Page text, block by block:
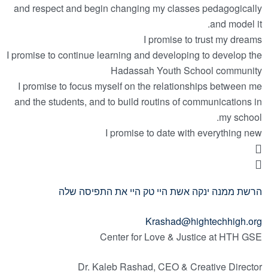
and respect and begin changing my classes pedagogically
and model it.
I promise to trust my dreams
I promise to continue learning and developing to develop the
Hadassah Youth School community
I promise to focus myself on the relationships between me
and the students, and to build routins of communications in
my school.
I promise to date with everything new
הרשת ממנה ינקה אשת היי טק היי את התפיסה שלה
Krashad@hightechhigh.org
Center for Love & Justice at HTH GSE
Dr. Kaleb Rashad, CEO & Creative Director